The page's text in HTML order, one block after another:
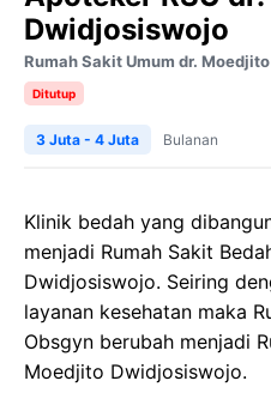
Dwidjosiswojo
Rumah Sakit Umum dr.
Ditutup
3 Juta - 4 Juta Bulanan
Klinik bedah yang
menjadi Rumah Sakit
Dwidjosiswojo. Seiring
layanan kesehatan maka
Obsgyn berubah menjadi
Moedjito Dwidjosiswojo.